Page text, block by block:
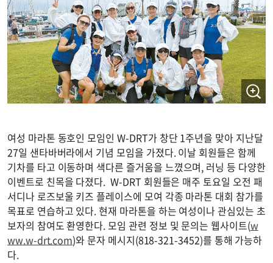
여성 마라톤 동호인 모임인 W-DRT가 창단 1주년을 맞아 지난달
27일 샌타바버라에서 기념 모임을 가졌다. 이날 회원들은 함께
기차를 타고 이동하며 색다른 즐거움을 느꼈으며, 러닝 등 다양한
이벤트로 친목을 다졌다. W-DRT 회원들은 매주 토요일 오전 패
서디나 로즈보울 키즈 플레이스에 모여 각종 마라톤 대회 참가를
목표로 연습하고 있다. 현재 마라톤을 하는 여성이나 관심있는 초
보자의 참여도 환영한다. 모임 관련 정보 및 문의는 웹사이트(w
ww.w-drt.com)와 문자 메시지(818-321-3452)를 통해 가능하
다.